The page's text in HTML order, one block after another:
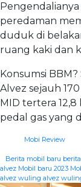
peredaman
duduk di
ruang kaki dan
Konsumsi
Alvez sejauh
MID tertera
pedal gas yang
Mobi Review
Berita mobil baru
alvez Mobil baru 2023
alvez wuling alvez